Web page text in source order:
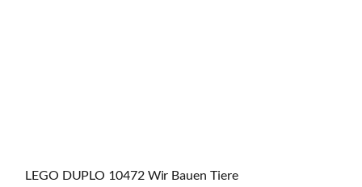
LEGO DUPLO 10472 Wir Bauen Tiere